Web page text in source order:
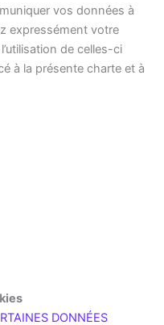
vos données à
expressément votre
de celles-ci
à la présente charte et à
DONNÉES